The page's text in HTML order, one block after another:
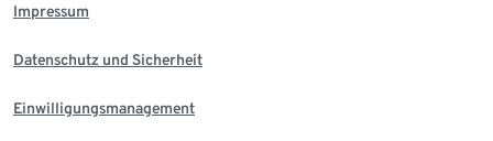
Impressum
Datenschutz und Sicherheit
Einwilligungsmanagement